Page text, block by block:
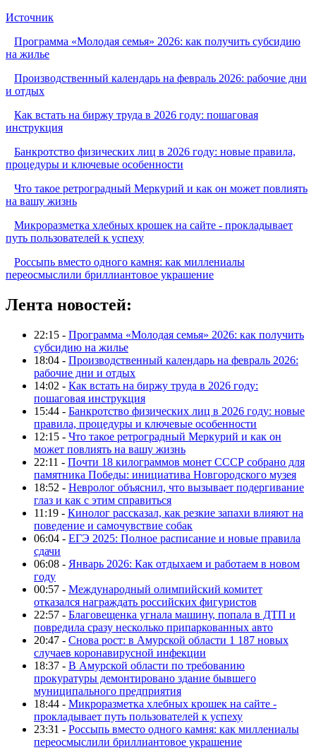
Источник
Программа «Молодая семья» 2026: как получить субсидию
на жилье
Производственный календарь на февраль 2026: рабочие дни
и отдых
Как встать на биржу труда в 2026 году: пошаговая
инструкция
Банкротство физических лиц в 2026 году: новые правила,
процедуры и ключевые особенности
Что такое ретроградный Меркурий и как он может повлиять
на вашу жизнь
Микроразметка хлебных крошек на сайте - прокладывает
путь пользователей к успеху
Россыпь вместо одного камня: как миллениалы
переосмыслили бриллиантовое украшение
Лента новостей:
22:15 - Программа «Молодая семья» 2026: как получить
субсидию на жилье
18:04 - Производственный календарь на февраль 2026:
рабочие дни и отдых
14:02 - Как встать на биржу труда в 2026 году:
пошаговая инструкция
15:44 - Банкротство физических лиц в 2026 году: новые
правила, процедуры и ключевые особенности
12:15 - Что такое ретроградный Меркурий и как он
может повлиять на вашу жизнь
22:11 - Почти 18 килограммов монет СССР собрано для
памятника Победы: инициатива Новгородского музея
18:52 - Невролог объяснил, что вызывает подергивание
глаз и как с этим справиться
11:19 - Кинолог рассказал, как резкие запахи влияют на
поведение и самочувствие собак
06:04 - ЕГЭ 2025: Полное расписание и новые правила
сдачи
06:08 - Январь 2026: Как отдыхаем и работаем в новом
году
00:57 - Международный олимпийский комитет
отказался награждать российских фигуристов
22:57 - Благовещенка угнала машину, попала в ДТП и
повредила сразу несколько припаркованных авто
20:47 - Снова рост: в Амурской области 1 187 новых
случаев коронавирусной инфекции
18:37 - В Амурской области по требованию
прокуратуры демонтировано здание бывшего
муниципального предприятия
18:44 - Микроразметка хлебных крошек на сайте -
прокладывает путь пользователей к успеху
23:31 - Россыпь вместо одного камня: как миллениалы
переосмыслили бриллиантовое украшение